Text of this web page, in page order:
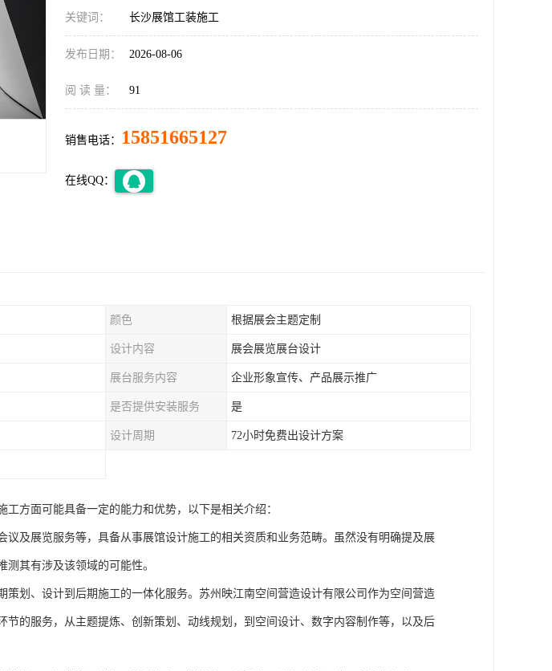
关键词： 长沙展馆工装施工
发布日期： 2026-08-06
阅 读 量： 91
销售电话： 15851665127
在线QQ：
颜色 根据展会主题定制
设计内容 展会展览展台设计
展台服务内容 企业形象宣传、产品展示推广
是否提供安装服务 是
设计周期 72小时免费出设计方案
方面可能具备一定的能力和优势，以下是相关介绍：
议及展览服务等，具备从事展馆设计施工的相关资质和业务范畴。虽然没有明确提及展
其有涉及该领域的可能性。
策划、设计到后期施工的一体化服务。苏州映江南空间营造设计有限公司作为空间营造
节的服务，从主题提炼、创新策划、动线规划，到空间设计、数字内容制作等，以及后